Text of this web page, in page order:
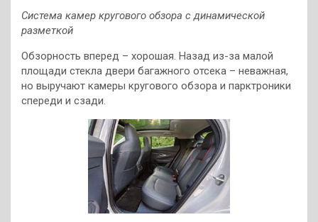
Система камер кругового обзора с динамической
разметкой
Обзорность вперед – хорошая. Назад из-за малой
площади стекла двери багажного отсека – неважная,
но выручают камеры кругового обзора и парктроники
спереди и сзади.